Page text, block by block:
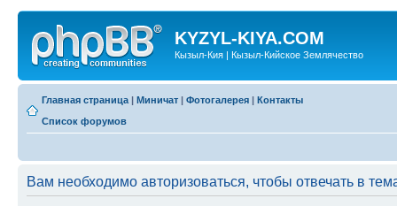
KYZYL-KIYA.COM
Кызыл-Кия | Кызыл-Кийское Землячество
Главная страница | Миничат | Фотогалерея | Контакты
Список форумов
Вам необходимо авторизоваться, чтобы отвечать в